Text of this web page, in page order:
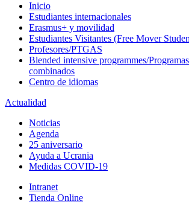
Inicio
Estudiantes internacionales
Erasmus+ y movilidad
Estudiantes Visitantes (Free Mover
Profesores/PTGAS
Blended intensive programmes/
combinados
Centro de idiomas
Actualidad
Noticias
Agenda
25 aniversario
Ayuda a Ucrania
Medidas COVID-19
Intranet
Tienda Online